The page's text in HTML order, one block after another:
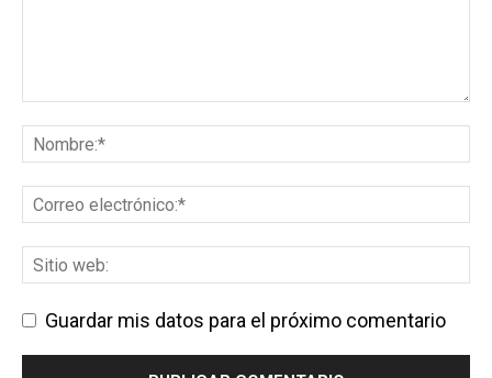
Guardar mis datos para el próximo comentario